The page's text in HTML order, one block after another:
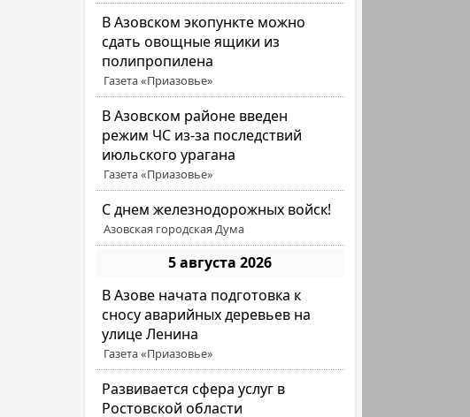
В Азовском экопункте можно
сдать овощные ящики из
полипропилена
Газета «Приазовье»
В Азовском районе введен
режим ЧС из-за последствий
июльского урагана
Газета «Приазовье»
С днем железнодорожных войск!
Азовская городская Дума
5 августа 2026
В Азове начата подготовка к
сносу аварийных деревьев на
улице Ленина
Газета «Приазовье»
Развивается сфера услуг в
Ростовской области